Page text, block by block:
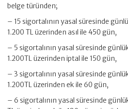
belge türünden;
– 15 sigortalının yasal süresinde
1.200 TL üzerinden asıl ile 450 gün,
– 5 sigortalının yasal süresinde
1.200TL üzerinden iptal ile 150 gün,
– 3 sigortalının yasal süresinde
1.200TL üzerinden ek ile 60 gün,
– 6 sigortalının yasal süresinde